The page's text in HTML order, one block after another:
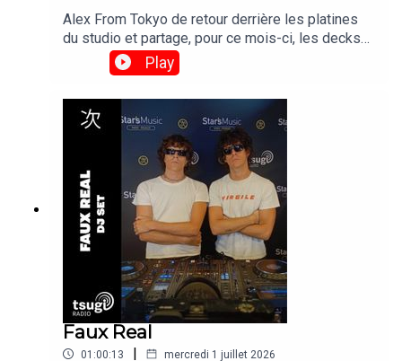
Alex From Tokyo de retour derrière les platines
du studio et partage, pour ce mois-ci, les decks
avec Gilb'r, DJ et fondateur du label Versatile.
Play
Faux Real
01:00:13 | mercredi 1 juillet 2026